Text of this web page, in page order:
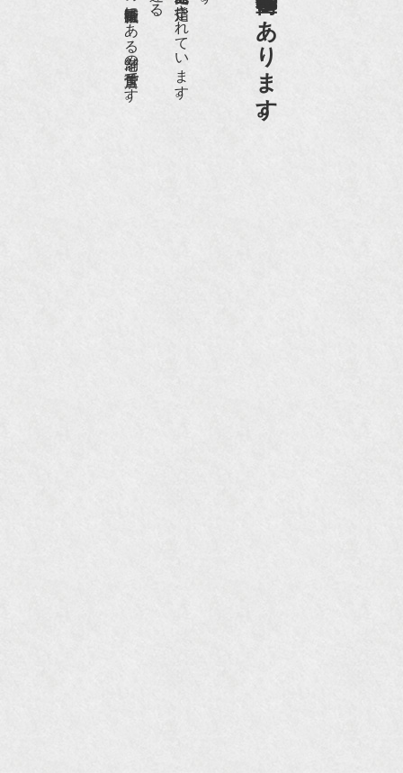
『和楽』10月号
『Hanako 京都案内』
『FIGARO japon』12月号 京都祇園骨董街にあります。